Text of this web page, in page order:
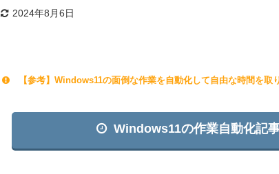
2024年8月6日
【参考】Windows11の面倒な作業を自動化して自由な時間を取
Windows11の作業自動化記